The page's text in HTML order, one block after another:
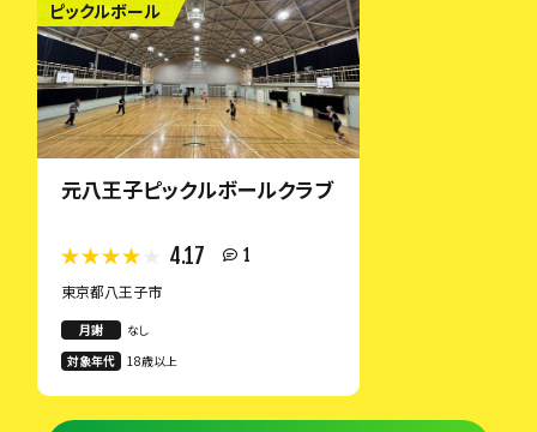
ピックルボール
元八王子ピックルボールクラブ
4.17
1
東京都八王子市
月謝
なし
対象年代
18歳以上